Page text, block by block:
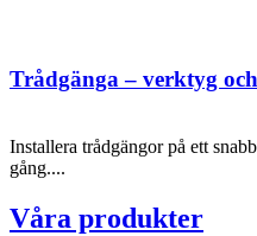
Trådgänga – verktyg
Installera trådgängor på ett
gång....
Våra produkter